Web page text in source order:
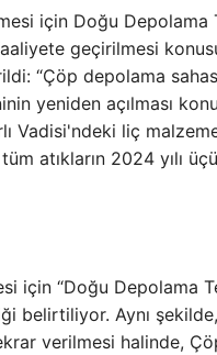
için Doğu Depolama
geçirilmesi
“Çöp depolama
yeniden açılması
Vadisi'ndeki liç
tüm atıkların 2024 yılı
için “Doğu Depolama
belirtiliyor. Aynı
verilmesi halinde,